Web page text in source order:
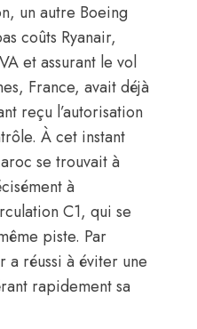
un autre Boeing
coûts Ryanair,
et assurant le vol
France, avait déjà
reçu l’autorisation
À cet instant
se trouvait à
à
C1, qui se
piste. Par
a réussi à éviter une
rapidement sa